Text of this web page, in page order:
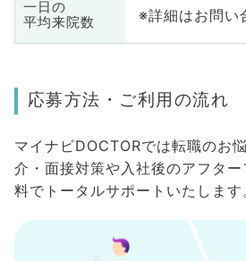
一日の
平均来院数
※詳細はお問い
応募方法・ご利用の流れ
マイナビDOCTORでは転職のお
介・面接対策や入社後のアフタ
料でトータルサポートいたします